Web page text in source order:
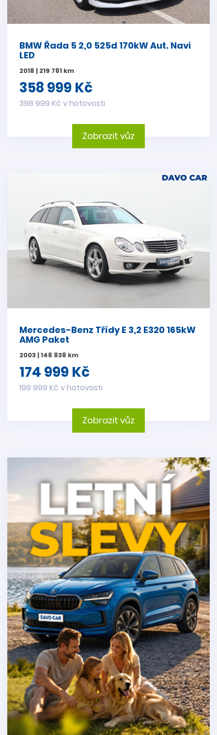
BMW Řada 5 2,0 525d 170kW Aut. Navi
LED
2018 | 219 781 km
358 999 Kč
398 999 Kč v hotovosti
Zobrazit vůz
Mercedes-Benz Třídy E 3,2 E320 165kW
AMG Paket
2003 | 148 838 km
174 999 Kč
199 999 Kč v hotovosti
Zobrazit vůz